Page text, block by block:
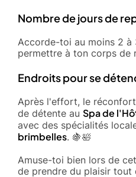
Nombre de jours de
Accorde-toi au moins 2
permettre à ton corps de
Endroits pour se
Après l'effort, le
de détente au Spa de
avec des spécialités
brimbelles. 🍇🛀
Amuse-toi bien lors de
de prendre du plaisir tout